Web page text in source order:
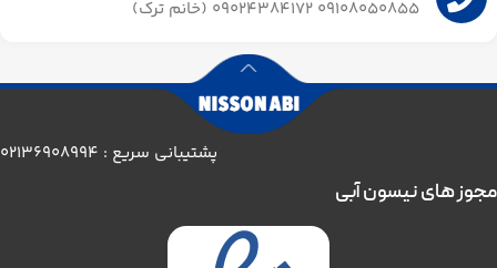
09108050855 09024384172 (خانم ترک)
پشتیبانی سریع : 02136908994
مجوز های نیسون آبی